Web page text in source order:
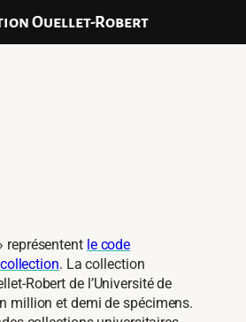
représentent le code
. La collection
Robert de l’Université de
million et demi de spécimens.
Ouellet-Robert